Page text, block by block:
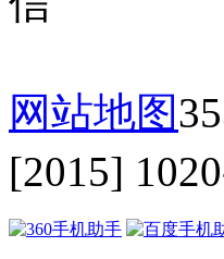
网站地图
[2015]